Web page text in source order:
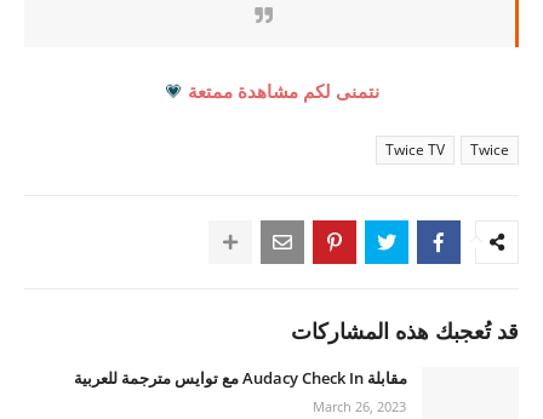
نتمنى لكم مشاهدة ممتعة 💗
Twice
Twice TV
قد تُعجبك هذه المشاركات
مقابلة Audacy Check In مع توايس مترجمة للعربية
March 26, 2023